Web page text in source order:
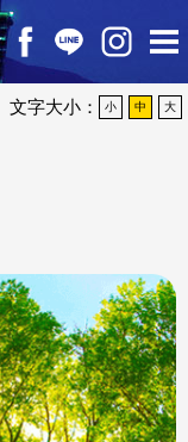
文字大小： 小 中 大